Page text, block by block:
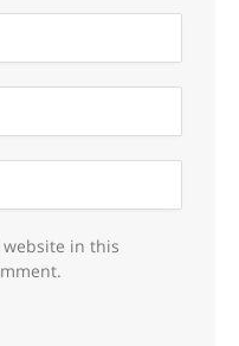
website in this